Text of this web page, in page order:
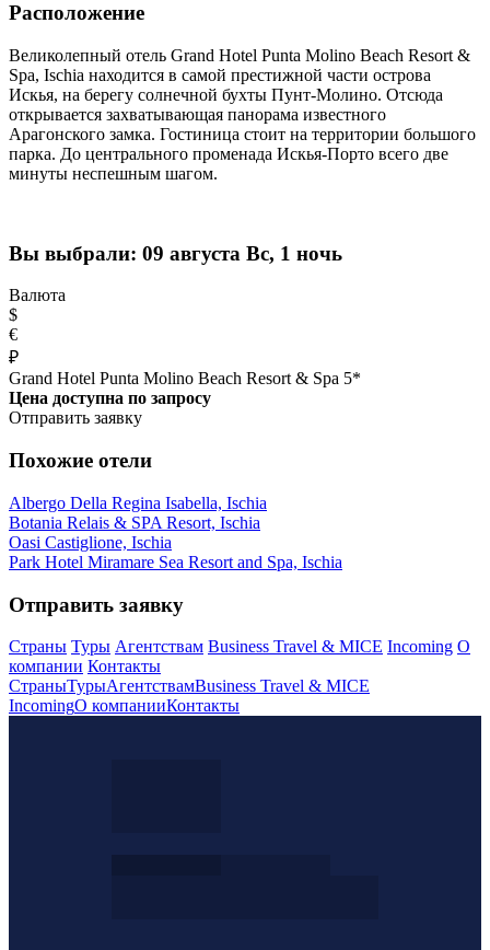
Расположение
Великолепный отель Grand Hotel Punta Molino Beach Resort &
Spa, Ischia находится в самой престижной части острова
Искья, на берегу солнечной бухты Пунт-Молино. Отсюда
открывается захватывающая панорама известного
Арагонского замка. Гостиница стоит на территории большого
парка. До центрального променада Искья-Порто всего две
минуты неспешным шагом.
Вы выбрали: 09 августа Вс, 1 ночь
Валюта
$
€
₽
Grand Hotel Punta Molino Beach Resort & Spa 5*
Цена доступна по запросу
Отправить заявку
Похожие отели
Albergo Della Regina Isabella, Ischia
Botania Relais & SPA Resort, Ischia
Oasi Castiglione, Ischia
Park Hotel Miramare Sea Resort and Spa, Ischia
Отправить заявку
Страны Туры Агентствам Business Travel & MICE Incoming О
компании Контакты
СтраныТурыАгентствамBusiness Travel & MICE
IncomingО компанииКонтакты